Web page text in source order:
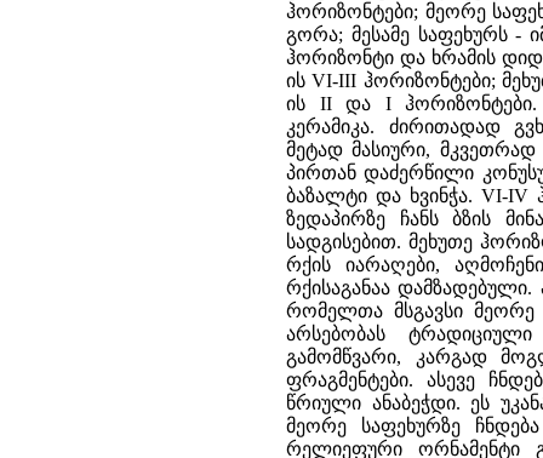
ჰორიზონტები; მეორე
გორა; მესამე საფეხურს -
ჰორიზონტი და ხრამის
ის VI-III ჰორიზონტები;
ის II და I ჰორიზონტები.
კერამიკა. ძირითადად
მეტად მასიური,
პირთან დაძერწილი
ბაზალტი და ხვინჭა. VI-IV
ზედაპირზე ჩანს ბზის
სადგისებით. მეხუთე
რქის იარაღები,
რქისაგანაა
რომელთა მსგავსი მეორე
არსებობას
გამომწვარი, კარგად
ფრაგმენტები. ასევე
წრიული ანაბეჭდი. ეს
მეორე საფეხურზე
რელიეფური ორნამენტი